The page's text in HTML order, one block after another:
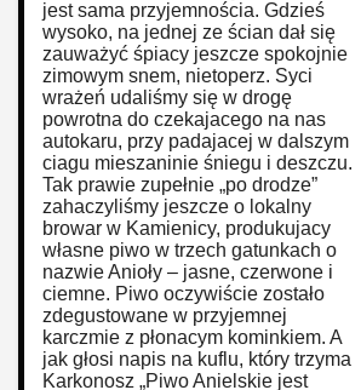
jest sama przyjemnościa. Gdzieś
wysoko, na jednej ze ścian dał się
zauważyć śpiacy jeszcze spokojnie
zimowym snem, nietoperz. Syci
wrażeń udaliśmy się w drogę
powrotna do czekajacego na nas
autokaru, przy padajacej w dalszym
ciagu mieszaninie śniegu i deszczu.
Tak prawie zupełnie „po drodze”
zahaczyliśmy jeszcze o lokalny
browar w Kamienicy, produkujacy
własne piwo w trzech gatunkach o
nazwie Anioły – jasne, czerwone i
ciemne. Piwo oczywiście zostało
zdegustowane w przyjemnej
karczmie z płonacym kominkiem. A
jak głosi napis na kuflu, który trzyma
Karkonosz „Piwo Anielskie jest